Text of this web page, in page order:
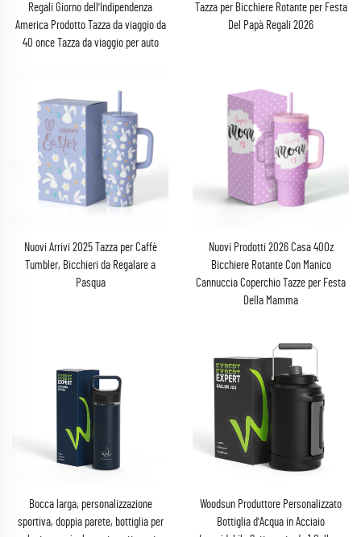
Regali Giorno dell'Indipendenza
America Prodotto Tazza da viaggio da
40 once Tazza da viaggio per auto
Tazza per Bicchiere Rotante per Festa
Del Papà Regali 2026
Nuovi Arrivi 2025 Tazza per Caffè
Tumbler, Bicchieri da Regalare a
Pasqua
Nuovi Prodotti 2026 Casa 40Oz
Bicchiere Rotante Con Manico
Cannuccia Coperchio Tazze per Festa
Della Mamma
Bocca larga, personalizzazione
sportiva, doppia parete, bottiglia per
Woodsun Produttore Personalizzato
Bottiglia d'Acqua in Acciaio